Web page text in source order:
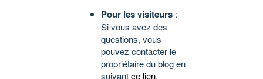
Pour les visiteurs :
Si vous avez des
questions, vous
pouvez contacter le
propriétaire du blog en
suivantce lien.